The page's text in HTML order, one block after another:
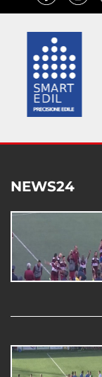
NEWS24